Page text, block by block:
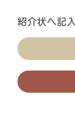
紹介状へ記入